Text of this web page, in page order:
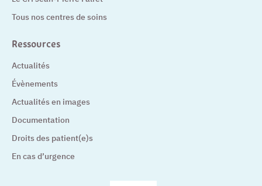
Tous nos centres de soins
Ressources
Actualités
Évènements
Actualités en images
Documentation
Droits des patient(e)s
En cas d’urgence